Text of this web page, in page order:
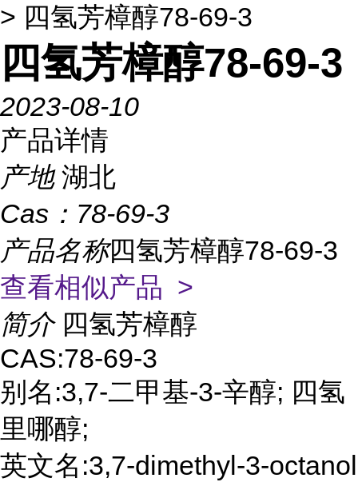
> 四氢芳樟醇78-69-3
四氢芳樟醇78-69-3
2023-08-10
产品详情
产地 湖北
Cas： 78-69-3
产品名称四氢芳樟醇78-69-3
查看相似产品 >
简介 四氢芳樟醇
CAS:78-69-3
别名:3,7-二甲基-3-辛醇; 四氢
里哪醇;
英文名:3,7-dimethyl-3-octanol